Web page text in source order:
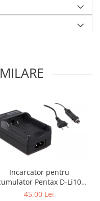
Incarcator pentru
Pentax D-Li109
Patona
45,00 Lei